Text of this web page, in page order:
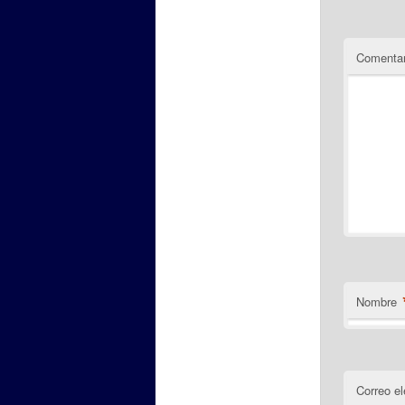
Nombre
Correo